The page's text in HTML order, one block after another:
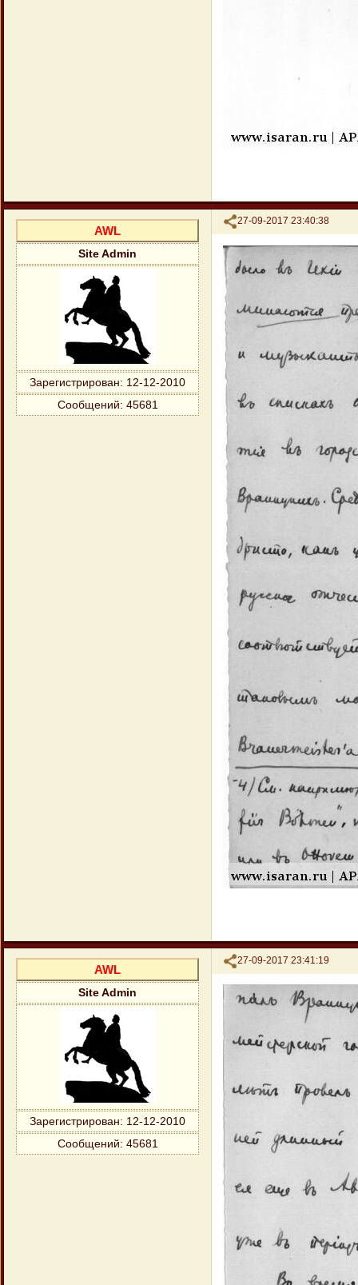
Поделиться
27-09-2017 23:40:38
AWL
Site Admin
Зарегистрирован: 12-12-2010
Сообщений: 45681
Поделиться
27-09-2017 23:41:19
AWL
Site Admin
Зарегистрирован: 12-12-2010
Сообщений: 45681